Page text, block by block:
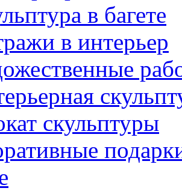
в багете
в интерьер
скульптуры